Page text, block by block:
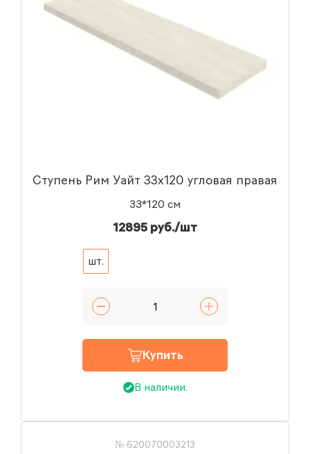
Ступень Рим Уайт 33x120 угловая правая
33*120 см
12895 руб./шт
шт.
Купить
В наличии.
№ 620070003213